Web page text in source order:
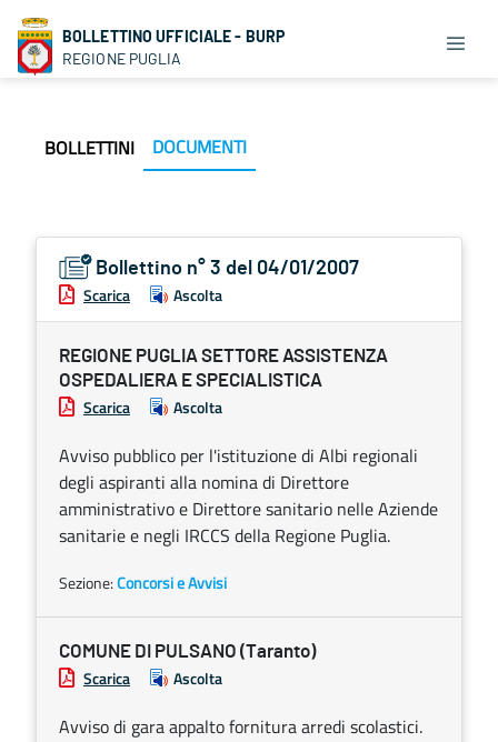
BOLLETTINO UFFICIALE - BURP
REGIONE PUGLIA
BOLLETTINI DOCUMENTI
Bollettino n° 3 del 04/01/2007
Scarica Ascolta
REGIONE PUGLIA SETTORE ASSISTENZA
OSPEDALIERA E SPECIALISTICA
Scarica Ascolta
Avviso pubblico per l'istituzione di Albi regionali
degli aspiranti alla nomina di Direttore
amministrativo e Direttore sanitario nelle Aziende
sanitarie e negli IRCCS della Regione Puglia.
Sezione:Concorsi e Avvisi
COMUNE DI PULSANO (Taranto)
Scarica Ascolta
Avviso di gara appalto fornitura arredi scolastici.